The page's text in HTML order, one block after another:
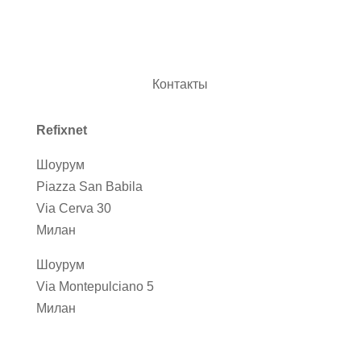
Контакты
Refixnet
Шоурум
Piazza San Babila
Via Cerva 30
Милан
Шоурум
Via Montepulciano 5
Милан